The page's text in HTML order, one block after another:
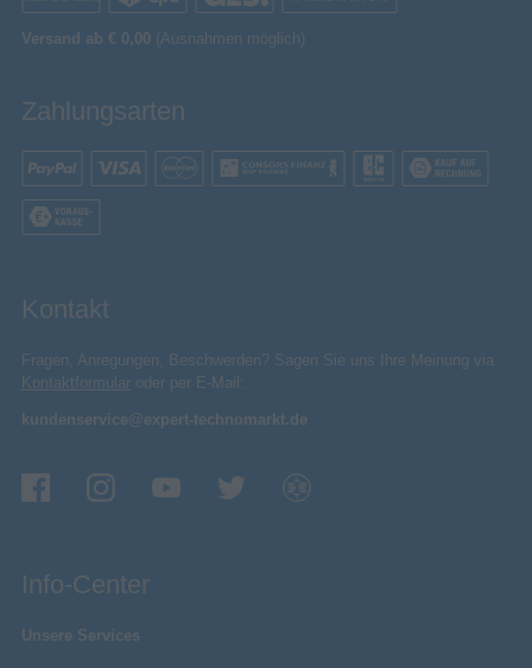
Versand ab € 0,00 (Ausnahmen möglich)
Zahlungsarten
Kontakt
Fragen, Anregungen, Beschwerden? Sagen Sie uns Ihre Meinung via
Kontaktformular oder per E-Mail:
kundenservice@expert-technomarkt.de
Info-Center
Unsere Services